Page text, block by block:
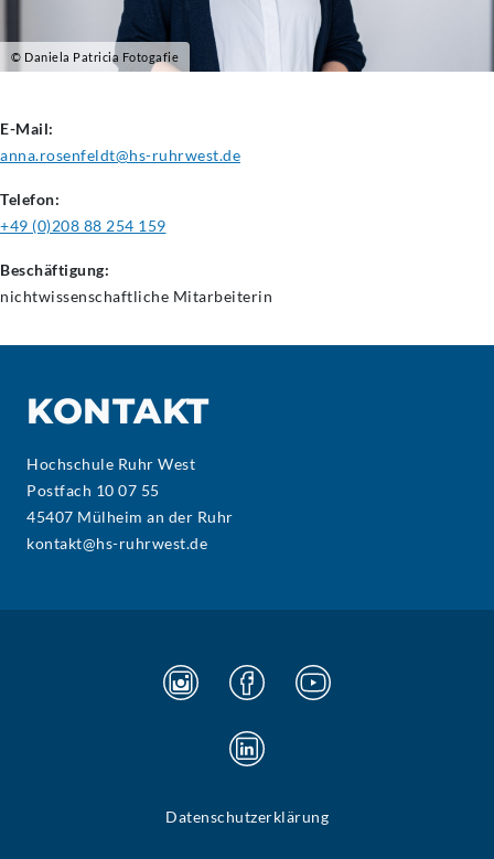
© Daniela Patricia Fotogafie
E-Mail:
anna.rosenfeldt@hs-ruhrwest.de
Telefon:
+49 (0)208 88 254 159
Beschäftigung:
nichtwissenschaftliche Mitarbeiterin
KONTAKT
Hochschule Ruhr West
Postfach 10 07 55
45407 Mülheim an der Ruhr
kontakt@hs-ruhrwest.de
Datenschutzerklärung